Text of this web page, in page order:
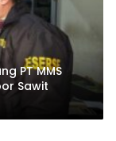
PT MMS
Sawit